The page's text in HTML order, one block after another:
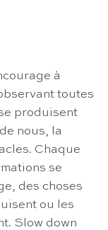
à
toutes
produisent
nous, la
Chaque
se
des choses
ou les
Slow down